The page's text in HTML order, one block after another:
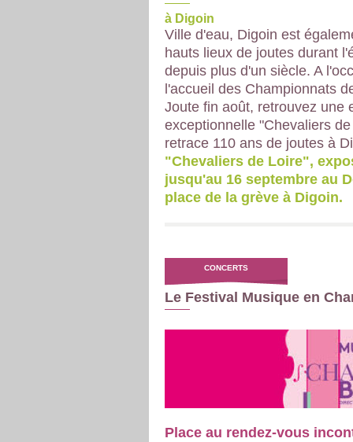
à Digoin
Ville d'eau, Digoin est
hauts lieux de joutes durant
depuis plus d'un siècle. A
l'accueil des Championnats
Joute fin août, retrouvez une
exceptionnelle "Chevaliers
retrace 110 ans de joutes à
"Chevaliers de Loire",
jusqu'au 16 septembre au
place de la grève à Digoin.
CONCERTS
Le Festival Musique en
Place au rendez-vous